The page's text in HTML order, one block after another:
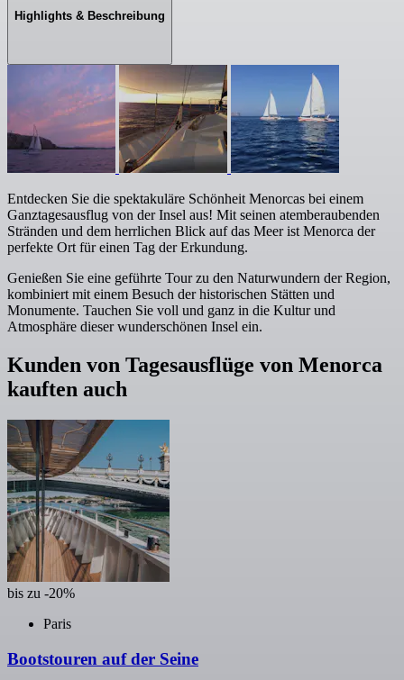
Highlights & Beschreibung
Entdecken Sie die spektakuläre Schönheit Menorcas bei einem
Ganztagesausflug von der Insel aus! Mit seinen atemberaubenden
Stränden und dem herrlichen Blick auf das Meer ist Menorca der
perfekte Ort für einen Tag der Erkundung.
Genießen Sie eine geführte Tour zu den Naturwundern der Region,
kombiniert mit einem Besuch der historischen Stätten und
Monumente. Tauchen Sie voll und ganz in die Kultur und
Atmosphäre dieser wunderschönen Insel ein.
Kunden von Tagesausflüge von Menorca
kauften auch
bis zu -20%
Paris
Bootstouren auf der Seine